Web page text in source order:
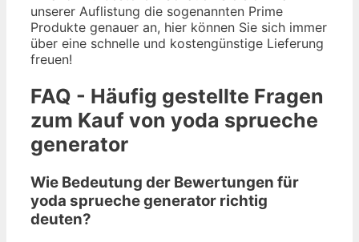
unserer Auflistung die sogenannten Prime
Produkte genauer an, hier können Sie sich immer
über eine schnelle und kostengünstige Lieferung
freuen!
FAQ - Häufig gestellte Fragen
zum Kauf von yoda sprueche
generator
Wie Bedeutung der Bewertungen für
yoda sprueche generator richtig
deuten?